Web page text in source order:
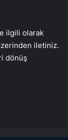
ilgili olarak
iletiniz.
dönüş